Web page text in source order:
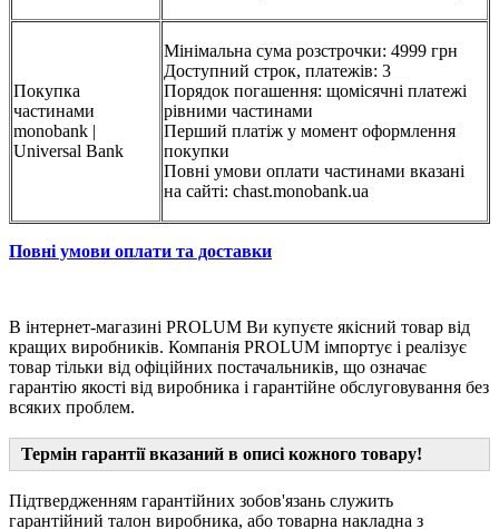
Покупка
частинами
monobank |
Universal Bank
Мінімальна сума розстрочки: 4999 грн
Доступний строк, платежів: 3
Порядок погашення: щомісячні платежі
рівними частинами
Перший платіж у момент оформлення
покупки
Повні умови оплати частинами вказані
на сайті: chast.monobank.ua
Повні умови оплати та доставки
В інтернет-магазині PROLUM Ви купуєте якісний товар від
кращих виробників. Компанія PROLUM імпортує і реалізує
товар тільки від офіційних постачальників, що означає
гарантію якості від виробника і гарантійне обслуговування без
всяких проблем.
Термін гарантії вказаний в описі кожного товару!
Підтвердженням гарантійних зобов'язань служить
гарантійний талон виробника, або товарна накладна з